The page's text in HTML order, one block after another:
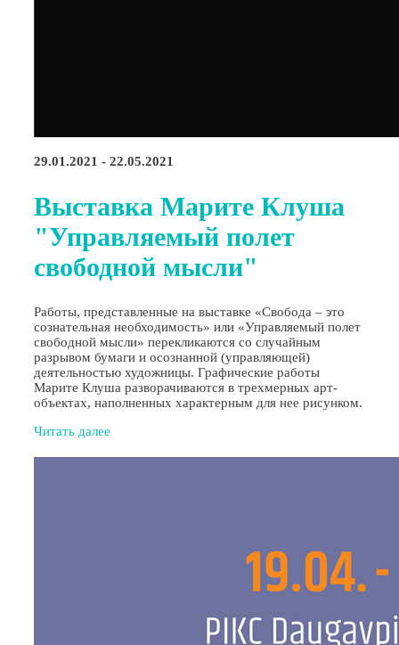
29.01.2021 - 22.05.2021
Выставка Марите Клуша
"Управляемый полет
свободной мысли"
Работы, представленные на выставке «Свобода – это
сознательная необходимость» или «Управляемый полет
свободной мысли» перекликаются со случайным
разрывом бумаги и осознанной (управляющей)
деятельностью художницы. Графические работы
Марите Клуша разворачиваются в трехмерных арт-
объектах, наполненных характерным для нее рисунком.
Читать далее